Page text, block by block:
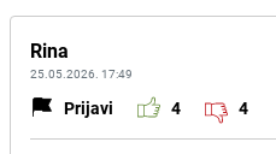
Rina
25.05.2026. 17:49
Prijavi 4 4